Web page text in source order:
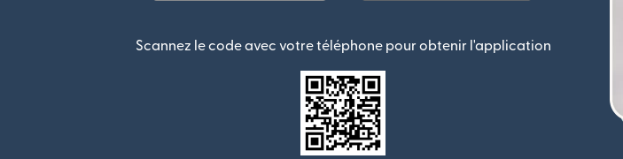
Scannez le code avec votre téléphone pour obtenir l'application